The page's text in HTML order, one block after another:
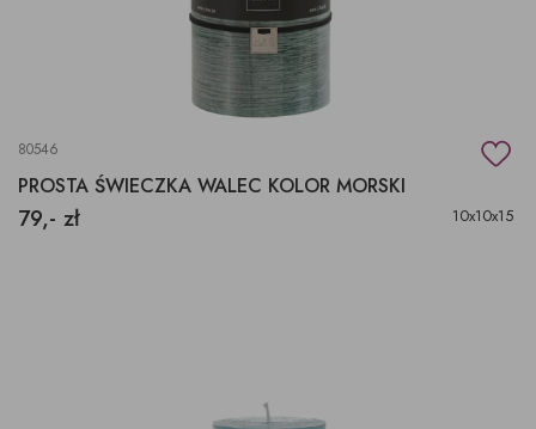
80546
PROSTA ŚWIECZKA WALEC KOLOR MORSKI
79,- zł 10x10x15